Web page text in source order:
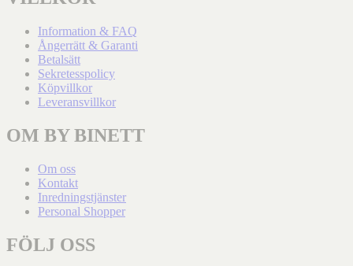
Information & FAQ
Ångerrätt & Garanti
Betalsätt
Sekretesspolicy
Köpvillkor
Leveransvillkor
OM BY BINETT
Om oss
Kontakt
Inredningstjänster
Personal Shopper
FÖLJ OSS